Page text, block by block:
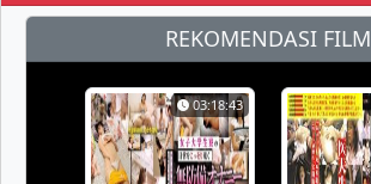
REKOMENDASI FILM
03:18:43